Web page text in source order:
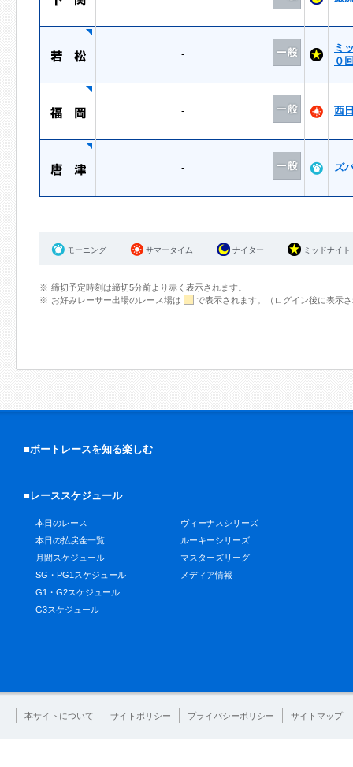
-
ミ
０
- 西
- ズ
モーニング サマータイム ナイター ミッドナイト
締切予定時刻は締切5分前より赤く表示されます。
お好みレーサー出場のレース場は
で表示されます。（ログイン後に表示
■ボートレースを知る楽しむ
■レーススケジュール
本日のレース
本日の払戻金一覧
月間スケジュール
SG・PG1スケジュール
G1・G2スケジュール
G3スケジュール
ヴィーナスシリーズ
ルーキーシリーズ
マスターズリーグ
メディア情報
本サイトについて サイトポリシー プライバシーポリシー サイトマップ